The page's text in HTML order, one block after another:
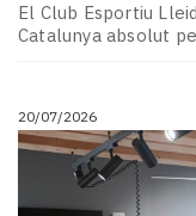
El Club Esportiu
Catalunya absolut
20/07/2026